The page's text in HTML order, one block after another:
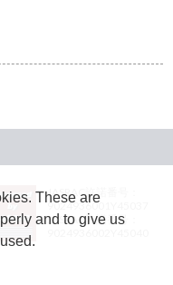
JASRAC許諾番号：
9024936001Y45037
JASRAC許諾番号：
These are
and to give us